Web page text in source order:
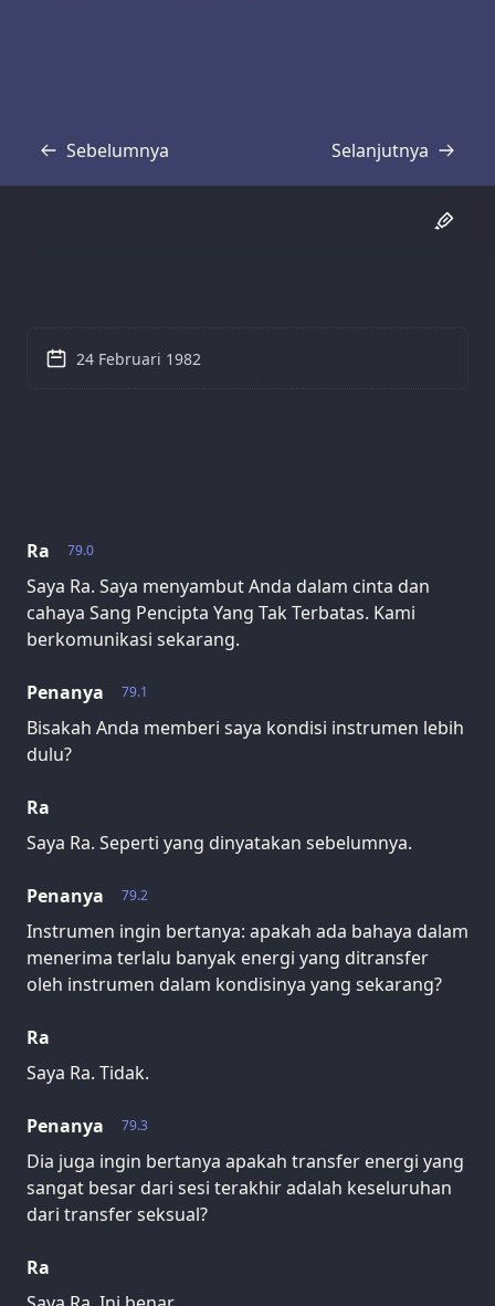
Sebelumnya
Transkrip Selanjutnya
Transkrip
79.0
Ra
Saya Ra. Saya menyambut Anda dalam cinta dan
cahaya Sang Pencipta Yang Tak Terbatas. Kami
berkomunikasi sekarang.
79.1
Penanya
Bisakah Anda memberi saya kondisi instrumen lebih
dulu?
Ra
Saya Ra. Seperti yang dinyatakan sebelumnya.
79.2
Penanya
Instrumen ingin bertanya: apakah ada bahaya dalam
menerima terlalu banyak energi yang ditransfer
oleh instrumen dalam kondisinya yang sekarang?
Ra
Saya Ra. Tidak.
79.3
Penanya
Dia juga ingin bertanya apakah transfer energi yang
sangat besar dari sesi terakhir adalah keseluruhan
dari transfer seksual?
Ra
24 Februari 1982